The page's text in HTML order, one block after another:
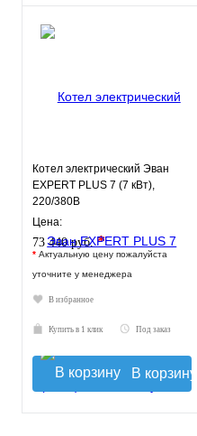
Котел электрический Эван
EXPERT PLUS 7 (7 кВт),
220/380В
Цена:
73 440 руб.*
* Актуальную цену пожалуйста
уточните у менеджера
В избранное
Купить в 1 клик Под заказ
В корзину